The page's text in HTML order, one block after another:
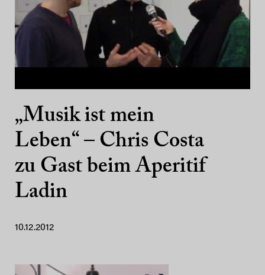
„Musik ist mein
Leben“ – Chris Costa
zu Gast beim Aperitif
Ladin
10.12.2012